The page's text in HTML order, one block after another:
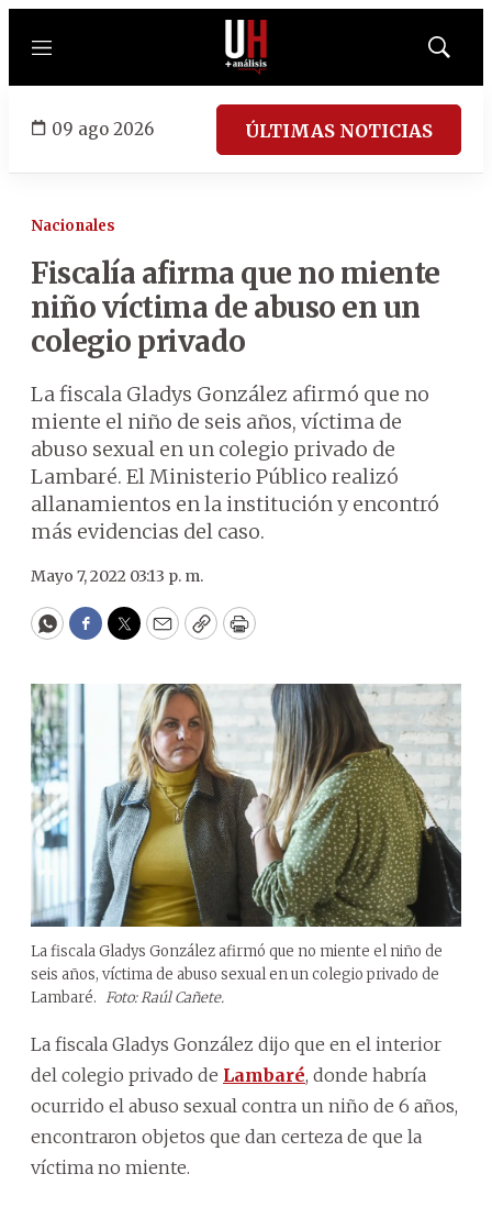
Menú
Mostrar
09 ago 2026 ÚLTIMAS NOTICIAS
Nacionales
Fiscalía afirma que no miente
niño víctima de abuso en un
colegio privado
La fiscala Gladys González afirmó que no
miente el niño de seis años, víctima de
abuso sexual en un colegio privado de
Lambaré. El Ministerio Público realizó
allanamientos en la institución y encontró
más evidencias del caso.
Mayo 7, 2022 03:13 p. m.
WhatsApp
Facebook
Twitter
EmailCopyPrint
La fiscala Gladys González afirmó que no miente el niño de
seis años, víctima de abuso sexual en un colegio privado de
Lambaré. Foto: Raúl Cañete.
La fiscala Gladys González dijo que en el interior
del colegio privado de Lambaré, donde habría
ocurrido el abuso sexual contra un niño de 6 años,
encontraron objetos que dan certeza de que la
víctima no miente.